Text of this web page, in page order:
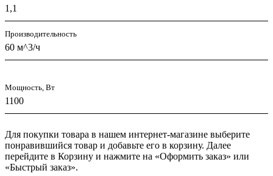
1,1
Производительность
60 м^3/ч
Мощность, Вт
1100
Для покупки товара в нашем интернет-магазине выберите
понравившийся товар и добавьте его в корзину. Далее
перейдите в Корзину и нажмите на «Оформить заказ» или
«Быстрый заказ».